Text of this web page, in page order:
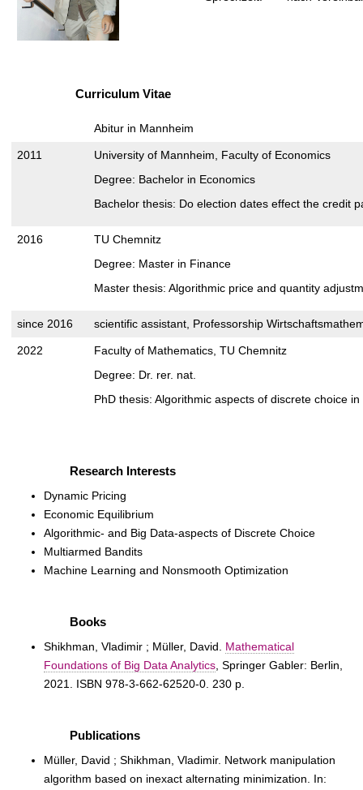
Curriculum Vitae
Abitur in Mannheim
2011
University of Mannheim, Faculty of Economics
Degree: Bachelor in Economics
Bachelor thesis: Do election dates effect the credit
2016
TU Chemnitz
Degree: Master in Finance
Master thesis: Algorithmic price and quantity
since 2016 scientific assistant, Professorship
2022
Faculty of Mathematics, TU Chemnitz
Degree: Dr. rer. nat.
PhD thesis: Algorithmic aspects of discrete choice
Research Interests
Dynamic Pricing
Economic Equilibrium
Algorithmic- and Big Data-aspects of Discrete Choice
Multiarmed Bandits
Machine Learning and Nonsmooth Optimization
Books
Shikhman, Vladimir ; Müller, David. Mathematical
Foundations of Big Data Analytics, Springer Gabler: Berlin,
2021. ISBN 978-3-662-62520-0. 230 p.
Publications
Müller, David ; Shikhman, Vladimir. Network manipulation
algorithm based on inexact alternating minimization. In: